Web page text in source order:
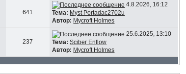
641
4.8.2026, 16:12
Тема: Myst Portadac2702u
Автор: Mycroft Holmes
237
25.6.2025, 13:10
Тема: Sciber Enflow
Автор: Mycroft Holmes